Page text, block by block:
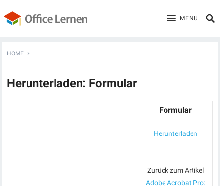
MENU
HOME
Herunterladen: Formular
Formular
Herunterladen
Zurück zum Artikel
Adobe Acrobat Pro: